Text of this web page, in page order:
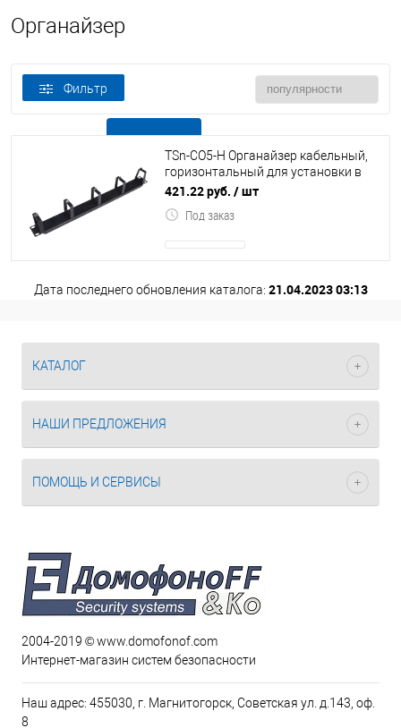
Органайзер
Фильтр
TSn-CO5-H Органайзер кабельный,
горизонтальный для установки в
шкафах Tantos, 19", 1U, 4
421.22 руб. / шт
Под заказ
Дата последнего обновления каталога: 21.04.2023 03:13
КАТАЛОГ
НАШИ ПРЕДЛОЖЕНИЯ
ПОМОЩЬ И СЕРВИСЫ
2004-2019 © www.domofonof.com
Интернет-магазин систем безопасности
Наш адрес: 455030, г. Магнитогорск, Советская ул. д.143, оф.
8